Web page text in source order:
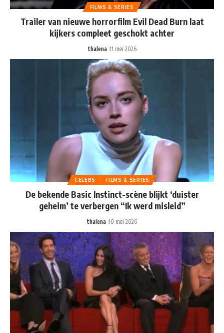
FILMS & SERIES
Trailer van nieuwe horrorfilm Evil Dead Burn laat
kijkers compleet geschokt achter
thalena 11 mei 2026
CELEBS FILMS & SERIES
De bekende Basic Instinct-scène blijkt ‘duister
geheim’ te verbergen “Ik werd misleid”
thalena 10 mei 2026